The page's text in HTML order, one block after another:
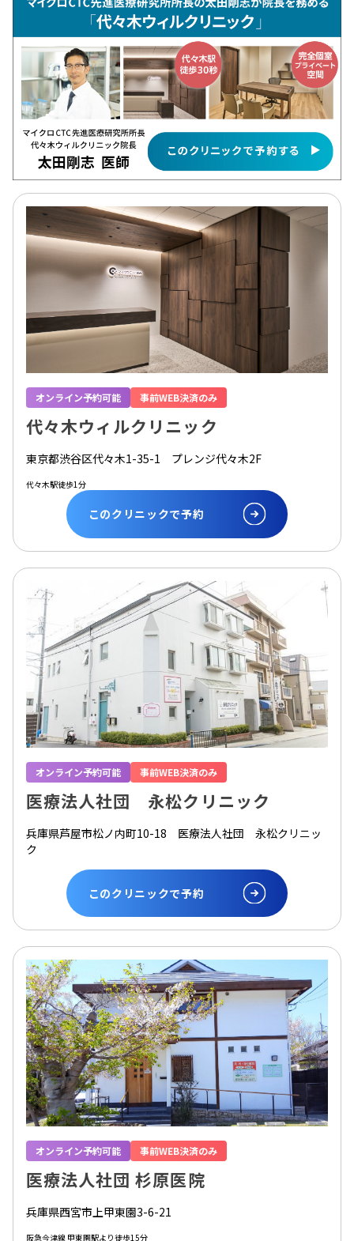
オンライン予約可能 事前WEB決済のみ
代々木ウィルクリニック
東京都渋谷区代々木1-35-1 プレンジ代々木2F
代々木駅徒歩1分
このクリニックで予約
オンライン予約可能 事前WEB決済のみ
医療法人社団 永松クリニック
兵庫県芦屋市松ノ内町10-18 医療法人社団 永松クリニッ
ク
このクリニックで予約
オンライン予約可能 事前WEB決済のみ
医療法人社団 杉原医院
兵庫県西宮市上甲東園3-6-21
阪急今津線 甲東園駅より徒歩15分